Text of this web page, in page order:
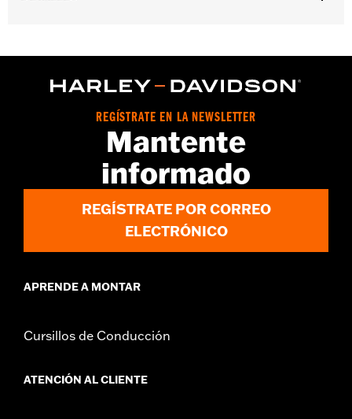
FXBR) y '26 FLHXL, FLHXLSE, FLHXSTSE y FLTRXL. La
instalación en algunos modelos Street Glide y Road Glide ‘24
puede requerir una actualización Digital Technician en un
Instrucciones de instalación
REGÍSTRATE EN LA NEWSLETTER
Mantente
informado
REGÍSTRATE POR CORREO
ELECTRÓNICO
APRENDE A MONTAR
Cursillos de Conducción
ATENCIÓN AL CLIENTE